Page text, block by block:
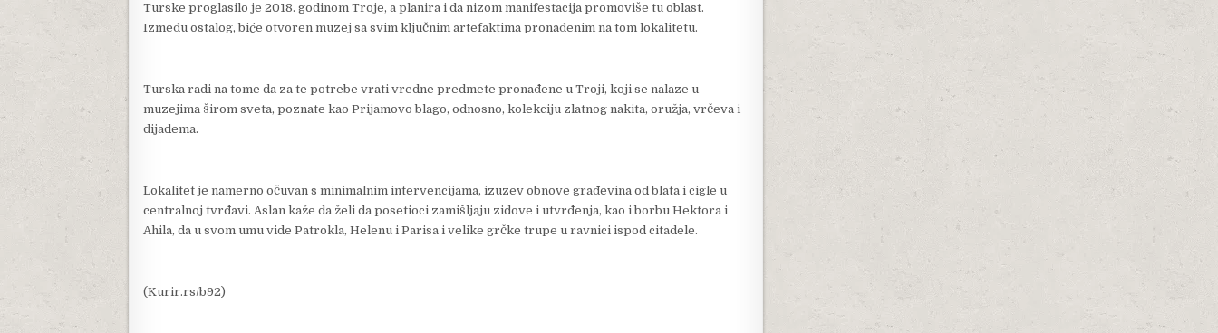
Turske proglasilo je 2018. godinom Troje, a planira i da nizom manifestacija promoviše tu oblast.
Između ostalog, biće otvoren muzej sa svim ključnim artefaktima pronađenim na tom lokalitetu.
Turska radi na tome da za te potrebe vrati vredne predmete pronađene u Troji, koji se nalaze u
muzejima širom sveta, poznate kao Prijamovo blago, odnosno, kolekciju zlatnog nakita, oružja, vrčeva i
dijadema.
Lokalitet je namerno očuvan s minimalnim intervencijama, izuzev obnove građevina od blata i cigle u
centralnoj tvrđavi. Aslan kaže da želi da posetioci zamišljaju zidove i utvrđenja, kao i borbu Hektora i
Ahila, da u svom umu vide Patrokla, Helenu i Parisa i velike grčke trupe u ravnici ispod citadele.
(Kurir.rs/b92)